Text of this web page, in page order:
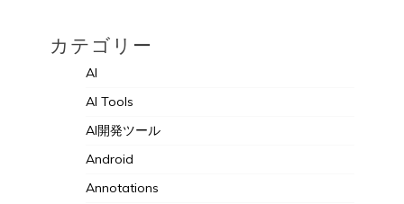
カテゴリー
AI
AI Tools
AI開発ツール
Android
Annotations